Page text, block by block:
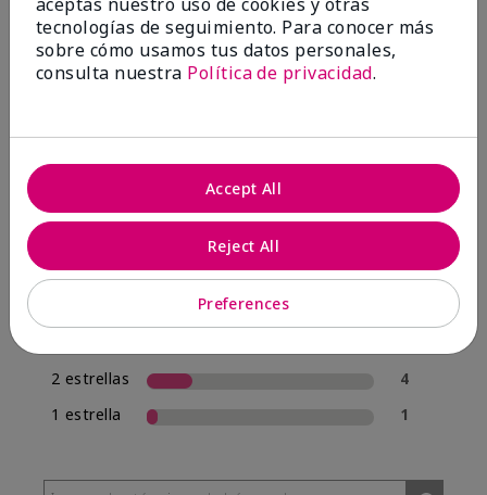
4.0
70% de los encuestados recomendaría a un amigo.
5 estrellas
12
2 estrellas
4
1 estrella
1
tecnologías de seguimiento. Para conocer más
sobre cómo usamos tus datos personales,
consulta nuestra Política de privacidad.
Preferences
Reject All
Accept All